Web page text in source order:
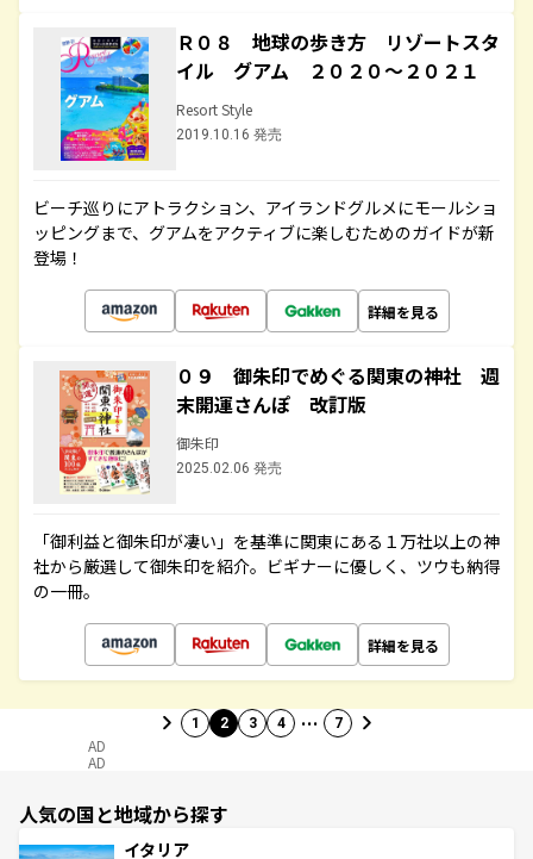
Ｒ０８ 地球の歩き方 リゾートスタ
イル グアム ２０２０～２０２１
Resort Style
2019.10.16 発売
ビーチ巡りにアトラクション、アイランドグルメにモールショ
ッピングまで、グアムをアクティブに楽しむためのガイドが新
登場！
詳細を見る
０９ 御朱印でめぐる関東の神社 週
末開運さんぽ 改訂版
御朱印
2025.02.06 発売
「御利益と御朱印が凄い」を基準に関東にある１万社以上の神
社から厳選して御朱印を紹介。ビギナーに優しく、ツウも納得
の一冊。
詳細を見る
1 2 3 4 … 7
AD
AD
人気の国と地域から探す
イタリア